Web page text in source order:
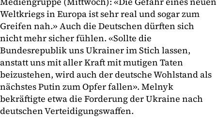
Weltkriegs in Europa ist sehr real und sogar zum
Greifen nah.» Auch die Deutschen dürften sich
nicht mehr sicher fühlen. «Sollte die
Bundesrepublik uns Ukrainer im Stich lassen,
anstatt uns mit aller Kraft mit mutigen Taten
beizustehen, wird auch der deutsche Wohlstand als
nächstes Putin zum Opfer fallen». Melnyk
bekräftigte etwa die Forderung der Ukraine nach
deutschen Verteidigungswaffen.